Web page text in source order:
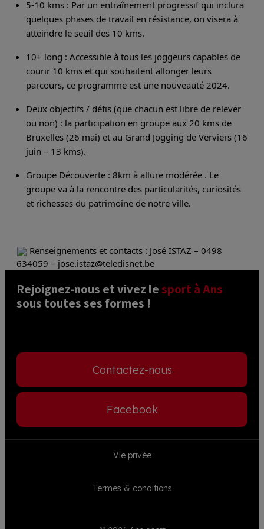
5-10 kms : Par un entraînement progressif qui inclura
quelques phases de travail en résistance, on visera à
atteindre le seuil des 10 kms.
10+ long : Accessible à tous les joggeurs capables de
courir 10 kms et qui souhaitent allonger leurs
parcours, ce programme est une nouveauté 2024.
Deux objectifs / défis (que chacun est libre de relever
ou non) : la participation en groupe aux 20 kms de
Bruxelles (26 mai) et au Grand Jogging de Verviers (16
juin – 13 kms).
Groupe Découverte : 8km à allure modérée . Le
groupe va à la rencontre des particularités, curiosités
et richesses du patrimoine de notre ville.
Renseignements et contacts : José ISTAZ – 0498
634059 – jose.istaz@teledisnet.be
Rejoignez-nous et vivez le sport à Ans
sous toutes ses formes !
Contactez-nous
Facebook
Footer
menu
Vie privée
Termes & conditions